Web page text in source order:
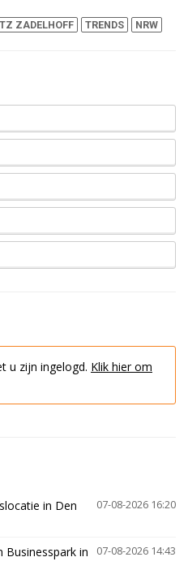
ZADELHOFF TRENDS NRW
u zijn ingelogd. Klik hier om
07-08-2026 16:20
in Den
07-08-2026 14:43
Businesspark in